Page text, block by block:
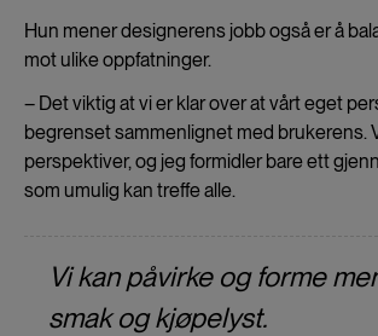
Hun mener designerens jobb også er å
mot ulike oppfatninger.
– Det viktig at vi er klar over at vårt eget
begrenset sammenlignet med brukerens.
perspektiver, og jeg formidler bare ett
som umulig kan treffe alle.
Vi kan påvirke og forme
smak og kjøpelyst.